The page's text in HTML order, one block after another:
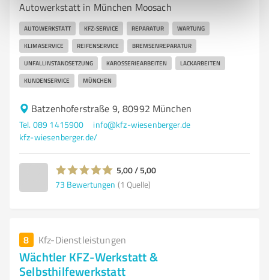
Autowerkstatt in München Moosach
AUTOWERKSTATT KFZ-SERVICE REPARATUR WARTUNG
KLIMASERVICE REIFENSERVICE BREMSENREPARATUR
UNFALLINSTANDSETZUNG KAROSSERIEARBEITEN LACKARBEITEN
KUNDENSERVICE MÜNCHEN
Batzenhoferstraße 9, 80992 München
Tel. 089 1415900
info@kfz-wiesenberger.de
kfz-wiesenberger.de/
5,00 / 5,00
73 Bewertungen (1 Quelle)
8 Kfz-Dienstleistungen
Wächtler KFZ-Werkstatt &
Selbsthilfewerkstatt